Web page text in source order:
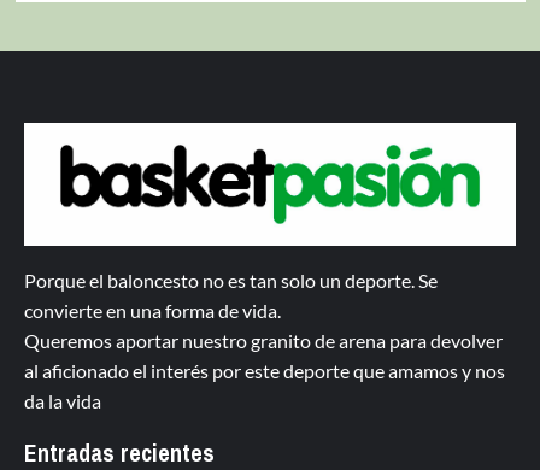
Porque el baloncesto no es tan solo un deporte. Se
convierte en una forma de vida.
Queremos aportar nuestro granito de arena para devolver
al aficionado el interés por este deporte que amamos y nos
da la vida
Entradas recientes